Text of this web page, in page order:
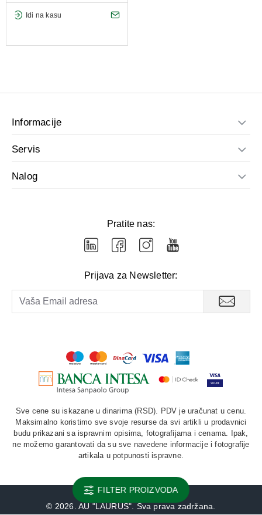
Idi na kasu
Informacije
Servis
Nalog
Pratite nas:
Prijava za Newsletter:
Sve cene su iskazane u dinarima (RSD). PDV je uračunat u cenu.
Maksimalno koristimo sve svoje resurse da svi artikli u prodavnici
budu prikazani sa ispravnim opisima, fotografijama i cenama. Ipak,
ne možemo garantovati da su sve navedene informacije i fotografije
artikala u potpunosti ispravne.
© 2026. AU "LAURUS". Sva prava zadržana.
FILTER PROIZVODA